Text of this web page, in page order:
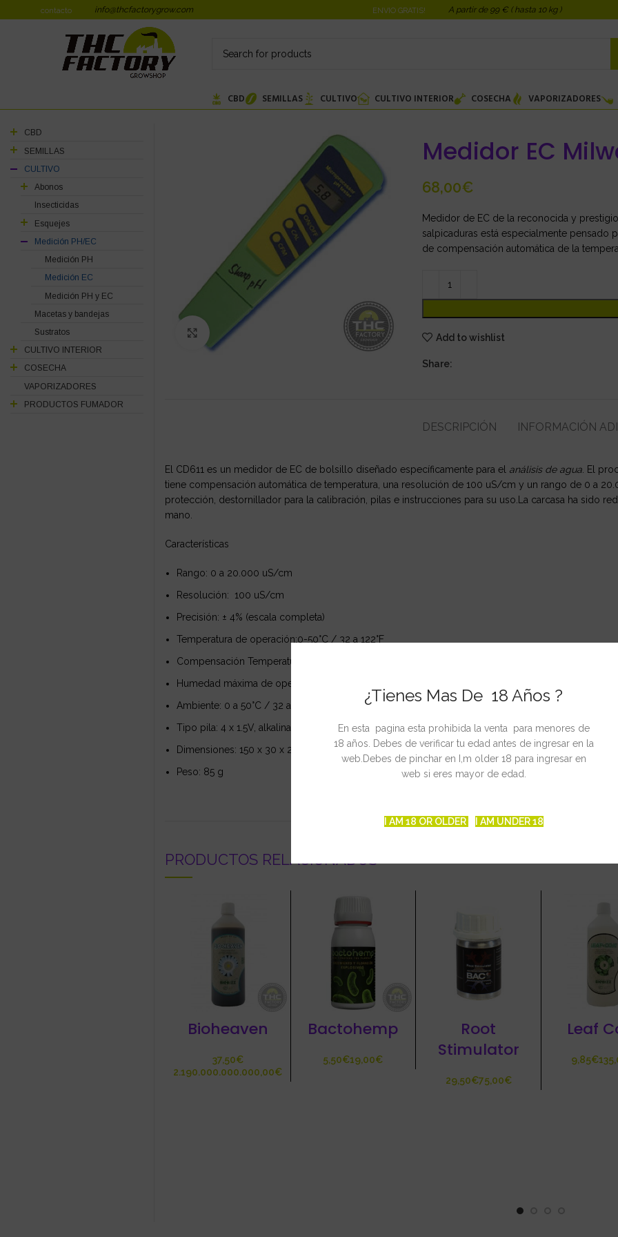
¿Tienes Mas De 18 Años ?
En esta pagina esta prohibida la venta para menores de
18 años. Debes de verificar tu edad antes de ingresar en la
web.Debes de pinchar en I,m older 18 para ingresar en
web si eres mayor de edad.
I AM 18 OR OLDER I AM UNDER 18
contacto info@thcfactorygrow.com ENVIO GRATIS! A partir de 99 € ( hasta 10 kg )
CBD SEMILLAS CULTIVO CULTIVO INTERIOR COSECHA VAPORIZADORES
Click to enlarge
Medidor EC
€
Medidor de EC de la reconocida y
salpicaduras está especialmente pensado
de compensación automática de la
Add to wishlist
Share:
DESCRIPCIÓN INFORMACIÓN
El CD611 es un medidor de EC de bolsillo diseñado específicamente para el análisis de agua . El
tiene compensación automática de temperatura, una resolución de 100 uS/cm y un rango de 0 a
protección, destornillador para la calibración, pilas e instrucciones para su uso.La carcasa ha sido
mano.
Características
Rango: 0 a 20.000 uS/cm
Resolución: 100 uS/cm
Precisión: ± 4% (escala completa)
Temperatura de operación:0-50°C / 32 a 122°F
Compensación Temperatura:desde 5 a 50°C
Humedad máxima de operación: 95%
Ambiente: 0 a 50°C / 32 a 122°F; máx RH 95%
Tipo pila: 4 x 1.5V, alkalina (incluidas) Vida de las pilas: aprox. 350 horas de uso continuo
Dimensiones: 150 x 30 x 24 mm
Peso: 85 g
PRODUCTOS RELACIONADOS
Bioheaven
€
€
Bactohemp
€ €
Root
Stimulator
€ €
Leaf
€
CBD
SEMILLAS
CULTIVO
Abonos
Insecticidas
Esquejes
Medición PH/EC
Medición PH
Medición EC
Medición PH y EC
Macetas y bandejas
Sustratos
CULTIVO INTERIOR
COSECHA
VAPORIZADORES
PRODUCTOS FUMADOR